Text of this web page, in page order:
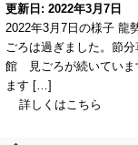
更新日: 2022年3月7日
2022年3月7日の様子
ごろは過ぎました。節
館 見ごろが続いていま
ます […]
詳しくはこちら